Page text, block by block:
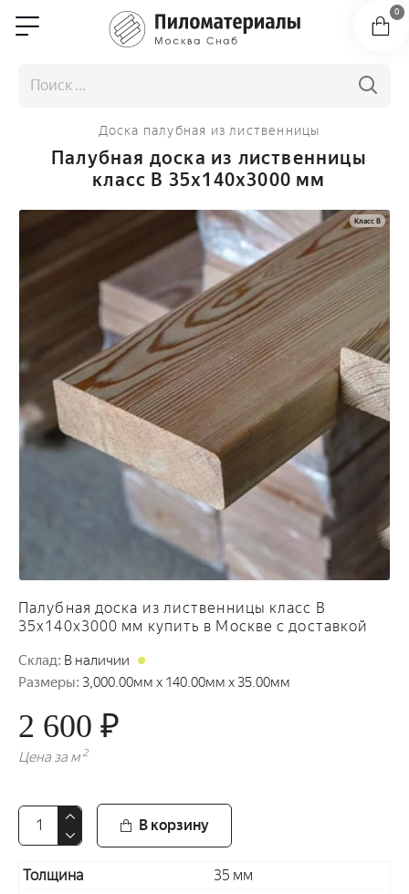
0
Доска палубная из лиственницы
Палубная доска из лиственницы
класс В 35x140x3000 мм
Класс B
Палубная доска из лиственницы класс В
35x140x3000 мм купить в Москве с доставкой
Склад: В наличии
Размеры: 3,000.00мм x 140.00мм x 35.00мм
2 600 ₽
В корзину
Цена за м2
Толщина
35 мм